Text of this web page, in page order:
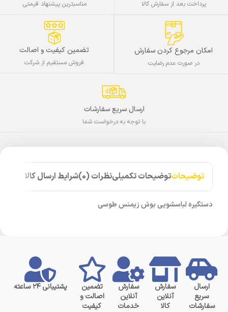
پرداخت بعد از سفارش کالا مناسبترین پیشنهاد قیمتی
امکان مرجوع کردن سفارش
در صورت عدم رضایت
تضمین کیفیت و اصالت
فروش مستقیم از شرکت
ارسال سریع سفارشات
با توجه به درخواست شما
توضیحاتتوضیحات تکمیلینظرات (0) شرایط ارسال کالا
دستگیره لباسشویی بوش زیمنس طوسی
ارسال
سریع
سفارشات
سفارش
آنلاین
کالا
سفارش
آنلاین
خدمات
تضمین
اصالت و
کیفیت
پشتیبانی ۲۴ ساعته